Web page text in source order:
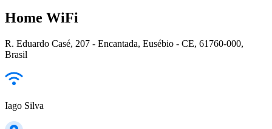
Home WiFi
R. Eduardo Casé, 207 - Encantada, Eusébio - CE, 61760-000,
Brasil
Iago Silva